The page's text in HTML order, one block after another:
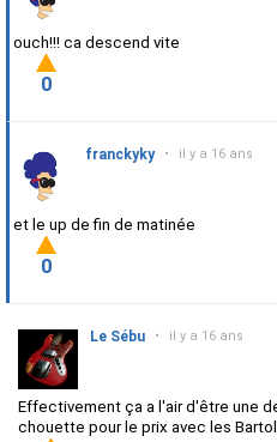
ouch!!! ca descend vite
0
franckyky • il y a 16 ans
et le up de fin de matinée
0
Le Sébu • il y a 16 ans
Effectivement ça a l'air d'être une
chouette pour le prix avec les